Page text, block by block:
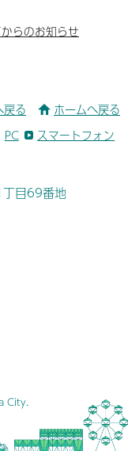
らのお知らせ
戻る ホームへ戻る
PC スマートフォン
目69番地
City.